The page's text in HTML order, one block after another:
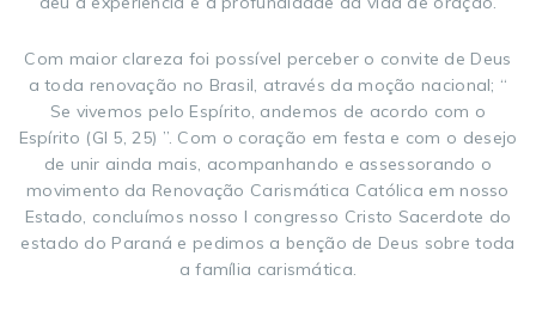
Com maior clareza foi possível perceber o convite de Deus
a toda renovação no Brasil, através da moção nacional; “
Se vivemos pelo Espírito, andemos de acordo com o
Espírito (Gl 5, 25) ”. Com o coração em festa e com o desejo
de unir ainda mais, acompanhando e assessorando o
movimento da Renovação Carismática Católica em nosso
Estado, concluímos nosso I congresso Cristo Sacerdote do
estado do Paraná e pedimos a benção de Deus sobre toda
a família carismática.